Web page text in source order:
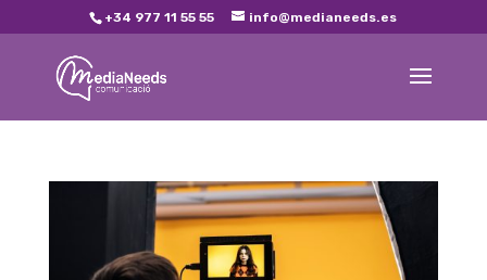
+34 977 11 55 55 info@medianeeds.es